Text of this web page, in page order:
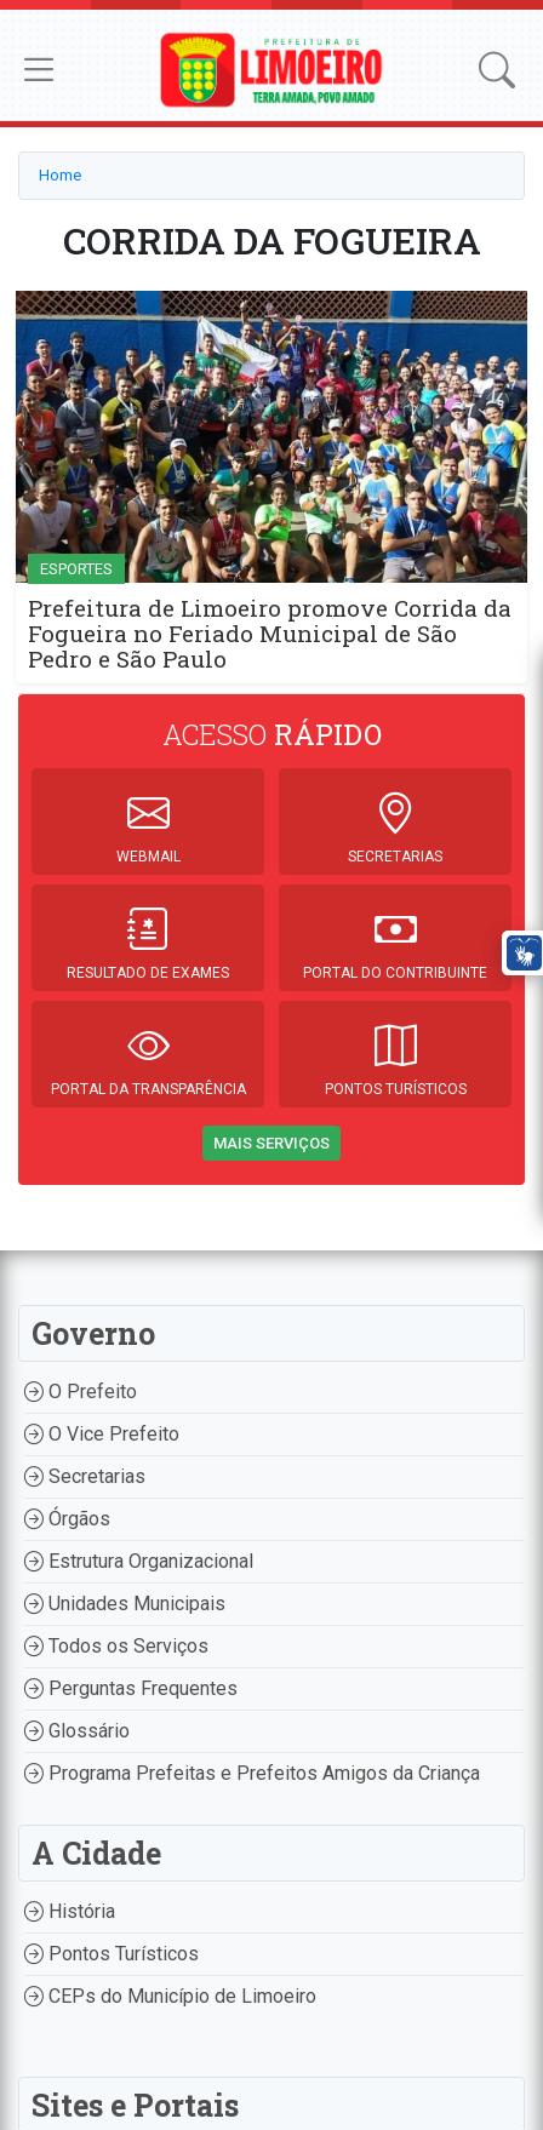
Home
CORRIDA DA FOGUEIRA
ESPORTES
Prefeitura de Limoeiro promove Corrida da
Fogueira no Feriado Municipal de São
Pedro e São Paulo
ACESSO RÁPIDO
WEBMAIL SECRETARIAS
RESULTADO DE EXAMES PORTAL DO CONTRIBUINTE
PORTAL DA TRANSPARÊNCIA PONTOS TURÍSTICOS
MAIS SERVIÇOS
Governo
O Prefeito
O Vice Prefeito
Secretarias
Órgãos
Estrutura Organizacional
Unidades Municipais
Todos os Serviços
Perguntas Frequentes
Glossário
Programa Prefeitas e Prefeitos Amigos da Criança
A Cidade
História
Pontos Turísticos
CEPs do Município de Limoeiro
Sites e Portais